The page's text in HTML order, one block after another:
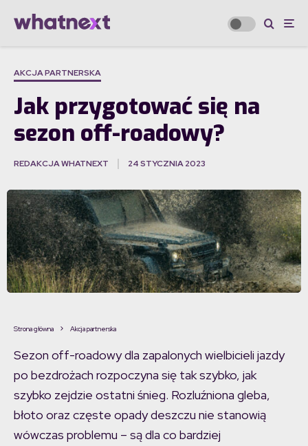
AKCJA PARTNERSKA
Jak przygotować się na
sezon off-roadowy?
REDAKCJA WHATNEXT 24 STYCZNIA 2023
Strona główna Akcja partnerska
Sezon off-roadowy dla zapalonych wielbicieli jazdy
po bezdrożach rozpoczyna się tak szybko, jak
szybko zejdzie ostatni śnieg. Rozluźniona gleba,
błoto oraz częste opady deszczu nie stanowią
wówczas problemu – są dla co bardziej